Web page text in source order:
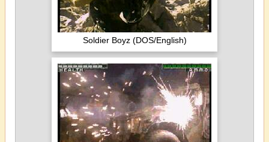
Soldier Boyz (DOS/English)